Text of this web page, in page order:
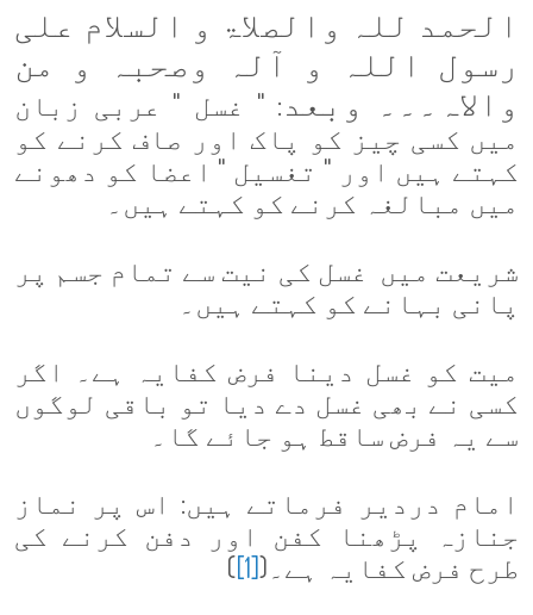
الحمد للہ والصلاۃ و السلام علی
رسول اللہ و آلہ وصحبہ و من
والاہ ۔۔۔ وبعد: " غسل " عربی زبان
میں کسی چیز کو پاک اور صاف کرنے کو
کہتے ہیں اور " تغسیل " اعضا کو دھونے
میں مبالغہ کرنے کو کہتے ہیں۔
شریعت میں غسل کی نیت سے تمام جسم پر
پانی بہانے کو کہتے ہیں۔
میت کو غسل دینا فرض کفایہ ہے۔ اگر
کسی نے بھی غسل دے دیا تو باقی لوگوں
سے یہ فرض ساقط ہو جائے گا۔
امام دردیر فرماتے ہیں: اس پر نماز
جنازہ پڑھنا کفن اور دفن کرنے کی
طرح فرض کفایہ ہے۔([1]
)